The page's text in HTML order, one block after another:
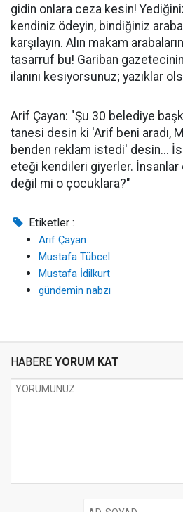
gidin onlara ceza kesin!
kendiniz ödeyin, bindiğiniz
karşılayın. Alın makam
tasarruf bu! Gariban
ilanını kesiyorsunuz; yazıklar
Arif Çayan: "Şu 30 belediye
tanesi desin ki 'Arif beni aradı,
benden reklam istedi' desin...
eteği kendileri giyerler. İnsanlar
değil mi o çocuklara?"
Etiketler :
Arif Çayan
Mustafa Tübcel
Mustafa İdilkurt
gündemin nabzı
HABERE YORUM KAT